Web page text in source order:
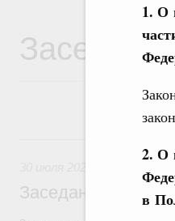
1. О
2. О
в
Заседание